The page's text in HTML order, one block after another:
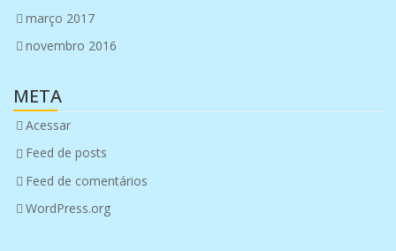
março 2017
novembro 2016
META
Acessar
Feed de posts
Feed de comentários
WordPress.org